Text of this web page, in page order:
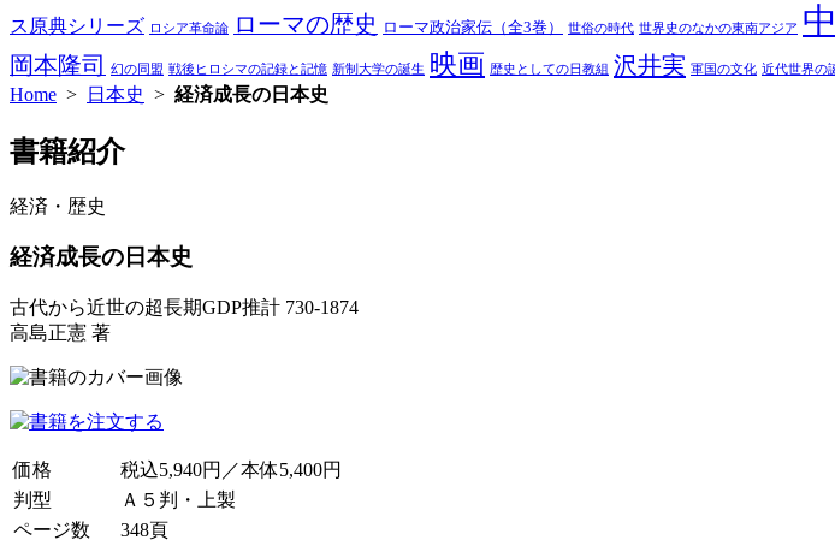
ス原典シリーズ ロシア革命論 ローマの歴史 ローマ政治家伝（全3巻） 世俗の時代 世界史のなかの東南アジア
岡本隆司 幻の同盟 戦後ヒロシマの記録と記憶 新制大学の誕生 映画 歴史としての日教組 沢井実 軍国の文化 近代世界の
Home > 日本史 > 経済成長の日本史
書籍紹介
経済・歴史
経済成長の日本史
古代から近世の超長期GDP推計 730-1874
高島正憲 著
価格
税込5,940円／本体5,400円
判型
Ａ５判・上製
ページ数
348頁